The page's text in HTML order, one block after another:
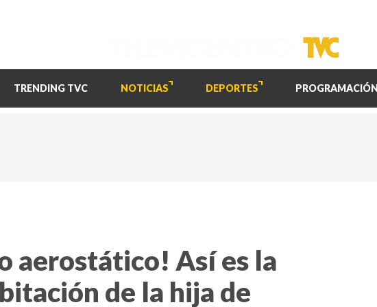
TRENDING TVC NOTICIAS DEPORTES PROGRAMACIÓN
aerostático! Así es la
de la hija de